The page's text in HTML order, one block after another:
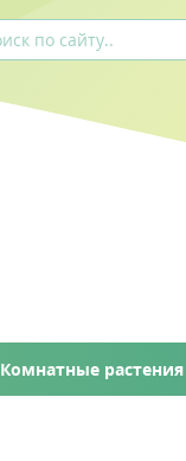
Комнатные растения